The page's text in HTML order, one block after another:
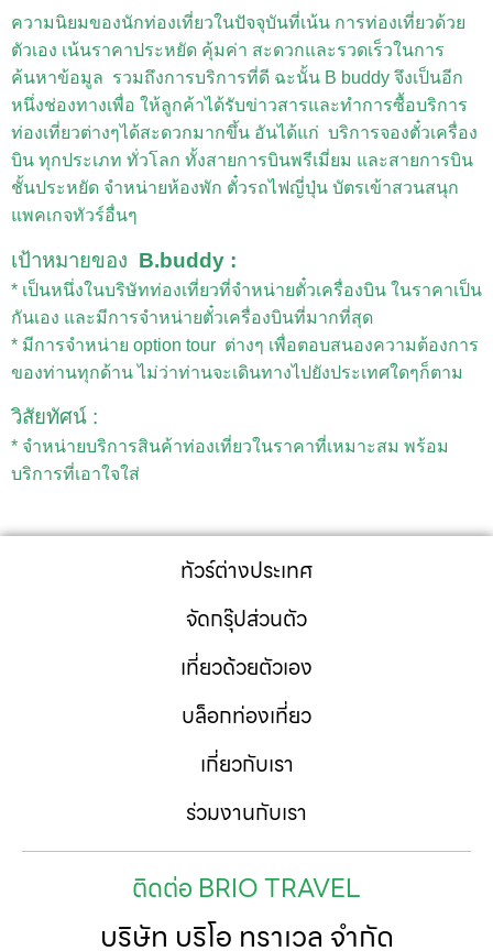
ความนิยมของนักท่องเที่ยวในปัจจุบันที่เน้น การท่องเที่ยวด้วย
ตัวเอง เน้นราคาประหยัด คุ้มค่า สะดวกและรวดเร็วในการ
ค้นหาข้อมูล รวมถึงการบริการที่ดี ฉะนั้น B buddy จึงเป็นอีก
หนึ่งช่องทางเพื่อ ให้ลูกค้าได้รับข่าวสารและทำการซื้อบริการ
ท่องเที่ยวต่างๆได้สะดวกมากขึ้น อันได้แก่ บริการจองตั๋วเครื่อง
บิน ทุกประเภท ทั่วโลก ทั้งสายการบินพรีเมี่ยม และสายการบิน
ชั้นประหยัด จำหน่ายห้องพัก ตั๋วรถไฟญี่ปุ่น บัตรเข้าสวนสนุก
แพคเกจทัวร์อื่นๆ
เป้าหมายของ B.buddy :
* เป็นหนึ่งในบริษัทท่องเที่ยวที่จำหน่ายตั๋วเครื่องบิน ในราคาเป็น
กันเอง และมีการจำหน่ายตั๋วเครื่องบินที่มากที่สุด
* มีการจำหน่าย option tour ต่างๆ เพื่อตอบสนองความต้องการ
ของท่านทุกด้าน ไม่ว่าท่านจะเดินทางไปยังประเทศใดๆก็ตาม
วิสัยทัศน์ :
* จำหน่ายบริการสินค้าท่องเที่ยวในราคาที่เหมาะสม พร้อม
บริการที่เอาใจใส่
ทัวร์ต่างประเทศ
จัดกรุ๊ปส่วนตัว
เที่ยวด้วยตัวเอง
บล็อกท่องเที่ยว
เกี่ยวกับเรา
ร่วมงานกับเรา
ติดต่อ BRIO TRAVEL
บริษัท บริโอ ทราเวล จำกัด